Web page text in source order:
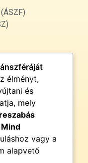
élményt,
és
mely
Mind
vagy a
alapvető